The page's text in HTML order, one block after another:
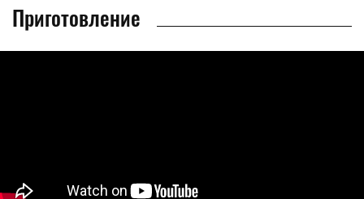
Приготовление